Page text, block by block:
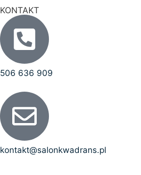
KONTAKT
506 636 909
kontakt@salonkwadrans.pl